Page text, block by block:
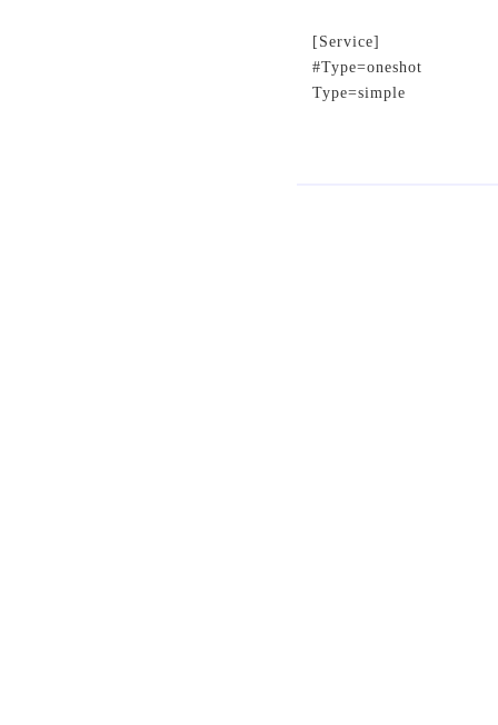
[Service]
#Type=oneshot
Type=simple